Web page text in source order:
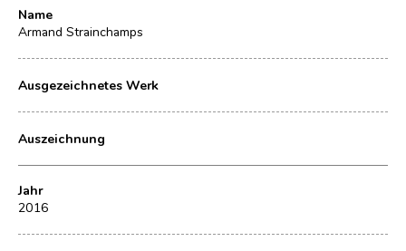
Name
Armand Strainchamps
Ausgezeichnetes Werk
Auszeichnung
Jahr
2016